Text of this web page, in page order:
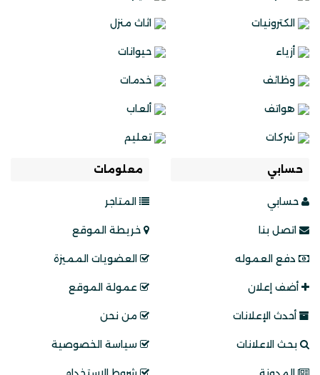
الكترونيات اثاث منزل
أزياء حيوانات
وظائف خدمات
هواتف ألعاب
شركات تعليم
حسابي
حسابي
اتصل بنا
دفع العموله
أضف إعلان
أحدث الإعلانات
بحث الاعلانات
معلومات
المتاجر
خريطة الموقع
العضويات المميزة
عمولة الموقع
من نحن
سياسة الخصوصية